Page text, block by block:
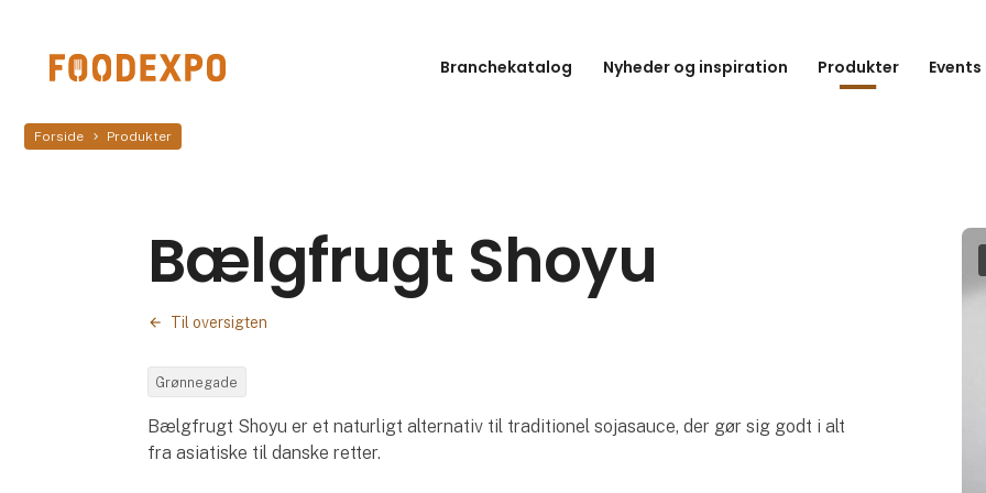
Branchekatalog Nyheder og inspiration Produkter
Forside Produkter
Bælgfrugt Shoyu
Til oversigten
Grønnegade
Bælgfrugt Shoyu er et naturligt alternativ til traditionel sojasauce, der gør sig godt i alt
fra asiatiske til danske retter.